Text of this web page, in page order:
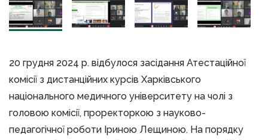
20 грудня 2024 р. відбулося засідання Атестаційної
комісії з дистанційних курсів Харківського
національного медичного університету на чолі з
головою комісії, проректоркою з науково-
педагогічної роботи Іриною Лещиною. На порядку